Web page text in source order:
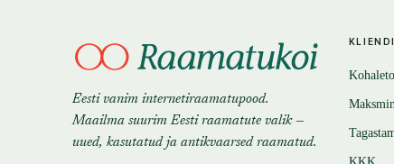
Eesti vanim internetiraamatupood.
Maailma suurim Eesti raamatute valik —
uued, kasutatud ja antikvaarsed raamatud.